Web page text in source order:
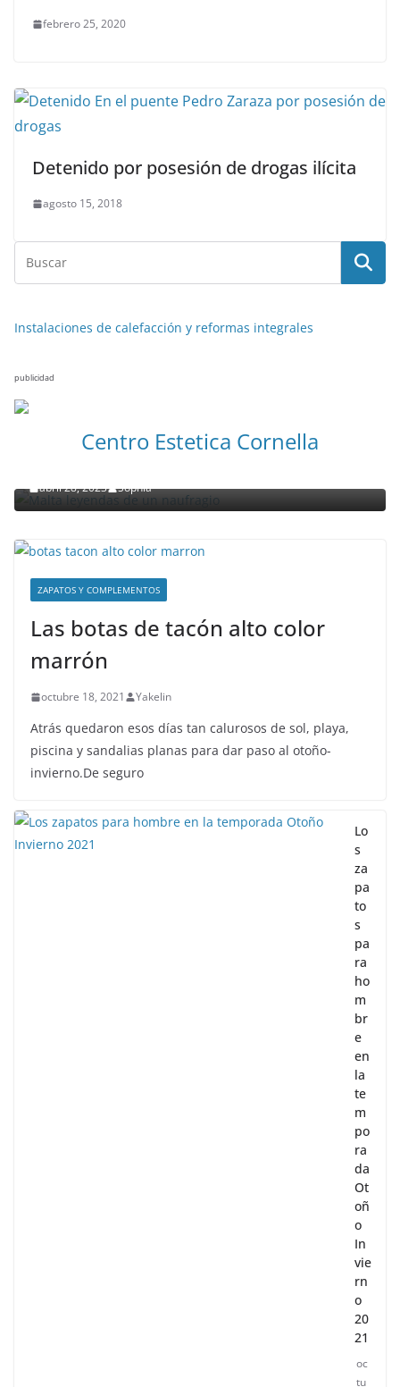
febrero 25, 2020
Detenido por posesión de drogas ilícita
agosto 15, 2018
Instalaciones de calefacción y reformas integrales
publicidad
Centro Estetica Cornella
abril 28, 2023 Sophia
ZAPATOS Y COMPLEMENTOS
Las botas de tacón alto color
marrón
octubre 18, 2021 Yakelin
Atrás quedaron esos días tan calurosos de sol, playa,
piscina y sandalias planas para dar paso al otoño-
invierno.De seguro
Lo
s
za
pa
to
s
pa
ra
ho
m
br
e
en
la
te
m
po
ra
da
Ot
oñ
o
In
vie
rn
o
20
21
oc
tu